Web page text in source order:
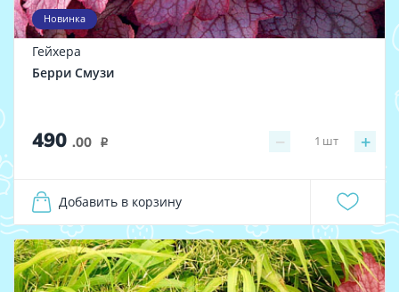
Новинка
Гейхера
Берри Смузи
490 .00 i − +
1 шт
Добавить в корзину